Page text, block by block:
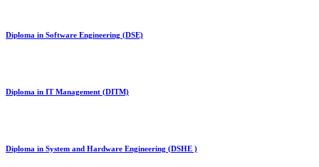
Diploma in Software Engineering (DSE)
Diploma in IT Management (DITM)
Diploma in System and Hardware Engineering (DSHE )